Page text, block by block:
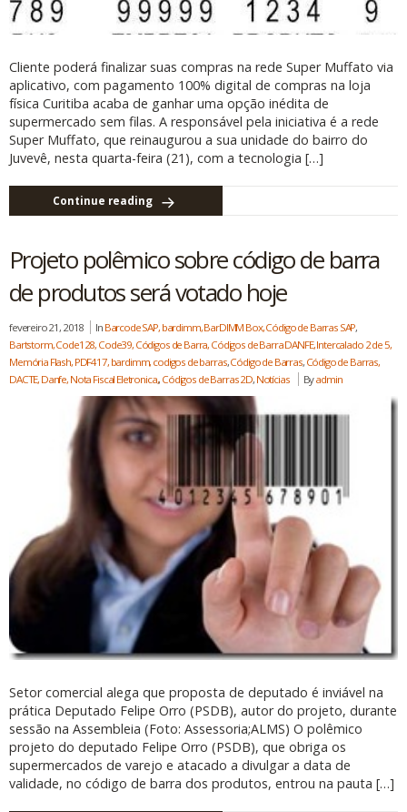
Cliente poderá finalizar suas compras na rede Super Muffato via
aplicativo, com pagamento 100% digital de compras na loja
física Curitiba acaba de ganhar uma opção inédita de
supermercado sem filas. A responsável pela iniciativa é a rede
Super Muffato, que reinaugurou a sua unidade do bairro do
Juvevê, nesta quarta-feira (21), com a tecnologia […]
Continue reading
Projeto polêmico sobre código de barra
de produtos será votado hoje
fevereiro 21, 2018 In Barcode SAP, bardimm, BarDIMM Box, Código de Barras SAP,
Bartstorm, Code128, Code39, Códigos de Barra, Códigos de Barra DANFE, Intercalado 2 de 5,
Memória Flash, PDF417, bardimm, codigos de barras,Código de Barras, Código de Barras,
DACTE, Danfe, Nota Fiscal Eletronica,, Códigos de Barras 2D, Notícias Byadmin
Setor comercial alega que proposta de deputado é inviável na
prática Deputado Felipe Orro (PSDB), autor do projeto, durante
sessão na Assembleia (Foto: Assessoria;ALMS) O polêmico
projeto do deputado Felipe Orro (PSDB), que obriga os
supermercados de varejo e atacado a divulgar a data de
validade, no código de barra dos produtos, entrou na pauta […]